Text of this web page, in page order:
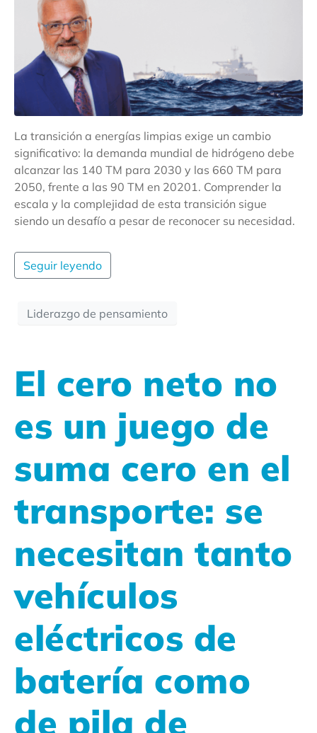
La transición a energías limpias exige un cambio
significativo: la demanda mundial de hidrógeno debe
alcanzar las 140 TM para 2030 y las 660 TM para
2050, frente a las 90 TM en 20201. Comprender la
escala y la complejidad de esta transición sigue
siendo un desafío a pesar de reconocer su necesidad.
Seguir leyendo
Liderazgo de pensamiento
El cero neto no
es un juego de
suma cero en el
transporte: se
necesitan tanto
vehículos
eléctricos de
batería como
de pila de